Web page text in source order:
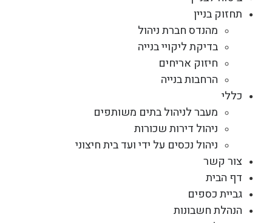
תחזוק בניין
מהנדס חברת ניהול
בדיקת ליקויי בנייה
חיזוק אריחים
הרחבות בנייה
כללי
מעבר לניהול בתים משותפים
ניהול דירות שכורות
ניהול נכסים על ידי ועד בית חיצוני
צור קשר
דף הבית
גביית כספים
הנהלת חשבונות